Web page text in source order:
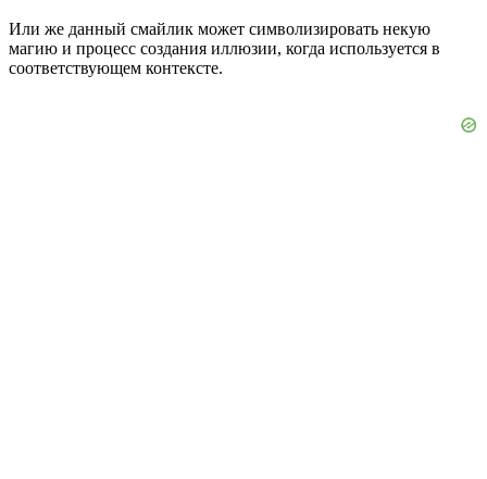
Или же данный смайлик может символизировать некую
магию и процесс создания иллюзии, когда используется в
соответствующем контексте.